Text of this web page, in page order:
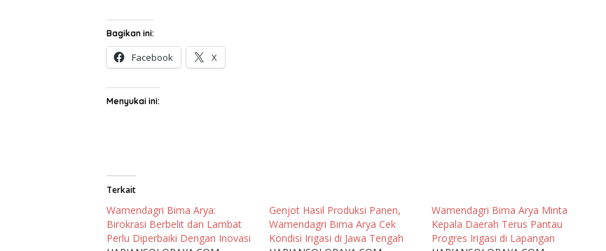
Bagikan ini:
Facebook X
Menyukai ini:
Terkait
Wamendagri Bima Arya:
Birokrasi Berbelit dan Lambat
Perlu Diperbaiki Dengan Inovasi
Genjot Hasil Produksi Panen,
Wamendagri Bima Arya Cek
Kondisi Irigasi di Jawa Tengah
Wamendagri Bima Arya Minta
Kepala Daerah Terus Pantau
Progres Irigasi di Lapangan